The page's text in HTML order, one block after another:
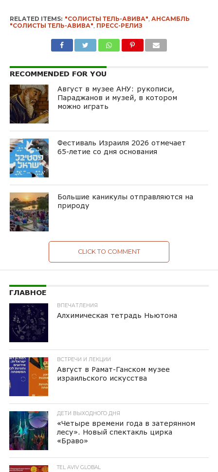
RELATED ITEMS: "СОЛИСТЫ ТЕЛЬ-АВИВА" АНСАМБЛЬ
"СОЛИСТЫ ТЕЛЬ-АВИВА" ПРЕСС-РЕЛИЗ
RECOMMENDED FOR YOU
Август в музее АНУ: рукописи,
Параджанов и музей, в котором
можно играть
Фестиваль Израиля 2026 отмечает
65-летие со дня основания
Большие каникулы отправляются на
природу
CLICK TO COMMENT
ГЛАВНОЕ
ВПЕЧАТЛЕНИЯ
Алхимическая тетрадь Ньютона
ВСТРЕЧИ И ЛЕКЦИИ
Август в Рамат-Ганском музее
израильского искусства
ДЕТИ ВЫХОДНОГО ДНЯ
«Четыре времени года в затерянном
лесу». Новый спектакль цирка
«Браво»
TEL AVIV GLOBAL